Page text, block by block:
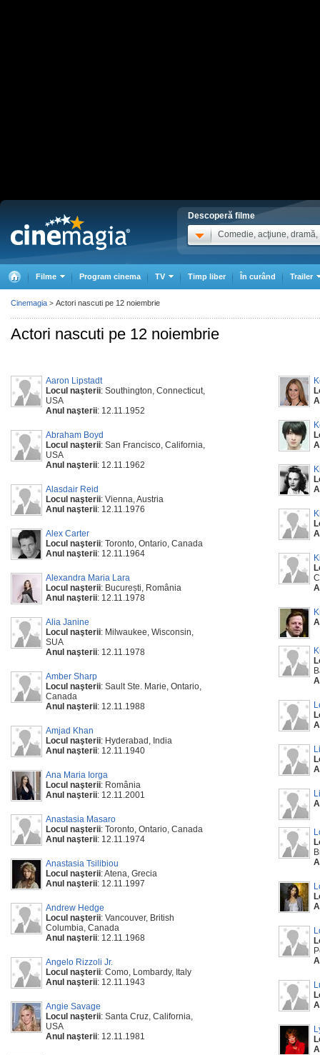
Descoperă filme
Comedie, acţiune, dramă,
Filme Program cinema TV Timp liber În curând Trailer
Actori nascuti pe 12 noiembrie
Aaron Lipstadt
Locul naşterii: Southington, Connecticut,
USA
Anul naşterii: 12.11.1952
Abraham Boyd
Locul naşterii: San Francisco, California,
USA
Anul naşterii: 12.11.1962
Alasdair Reid
Locul naşterii: Vienna, Austria
Anul naşterii: 12.11.1976
Alex Carter
Locul naşterii: Toronto, Ontario, Canada
Anul naşterii: 12.11.1964
Alexandra Maria Lara
Locul naşterii: București, România
Anul naşterii: 12.11.1978
Alia Janine
Locul naşterii: Milwaukee, Wisconsin,
SUA
Anul naşterii: 12.11.1978
Amber Sharp
Locul naşterii: Sault Ste. Marie, Ontario,
Canada
Anul naşterii: 12.11.1988
Amjad Khan
Locul naşterii: Hyderabad, India
Anul naşterii: 12.11.1940
Ana Maria Iorga
Locul naşterii: România
Anul naşterii: 12.11.2001
Anastasia Masaro
Locul naşterii: Toronto, Ontario, Canada
Anul naşterii: 12.11.1974
Anastasia Tsilibiou
Locul naşterii: Atena, Grecia
Anul naşterii: 12.11.1997
Andrew Hedge
Locul naşterii: Vancouver, British
Columbia, Canada
Anul naşterii: 12.11.1968
Angelo Rizzoli Jr.
Locul naşterii: Como, Lombardy, Italy
Anul naşterii: 12.11.1943
Angie Savage
Locul naşterii: Santa Cruz, California,
USA
Anul naşterii: 12.11.1981
Cinemagia > Actori nascuti pe 12 noiembrie